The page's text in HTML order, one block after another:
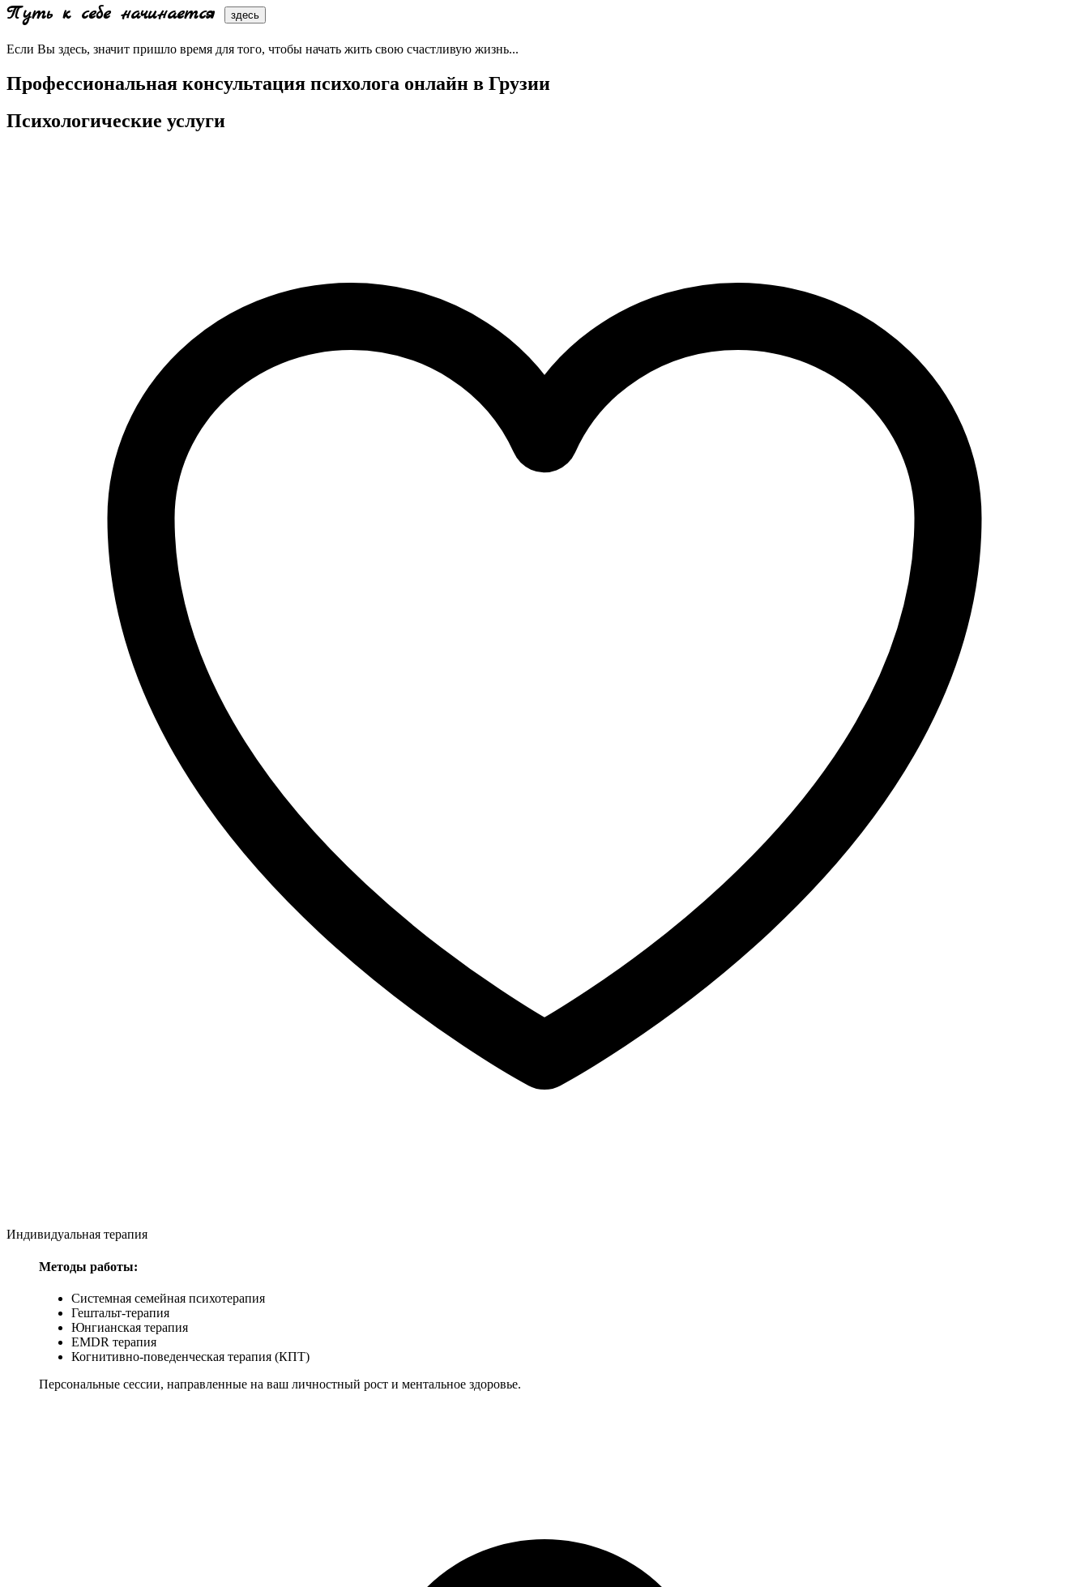
Путь к себе начинается здесь
Если Вы здесь, значит пришло время для того, чтобы начать жить свою счастливую жизнь...
Профессиональная консультация психолога онлайн в Грузии
Психологические услуги
Индивидуальная терапия
Методы работы:
Системная семейная психотерапия
Гештальт-терапия
Юнгианская терапия
EMDR терапия
Когнитивно-поведенческая терапия (КПТ)
Персональные сессии, направленные на ваш личностный рост и ментальное здоровье.